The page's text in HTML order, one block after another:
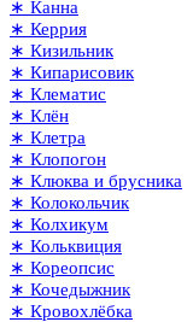
∗ Канна
∗ Керрия
∗ Кизильник
∗ Кипарисовик
∗ Клематис
∗ Клён
∗ Клетра
∗ Клопогон
∗ Клюква и брусника
∗ Колокольчик
∗ Колхикум
∗ Кольквиция
∗ Кореопсис
∗ Кочедыжник
∗ Кровохлёбка